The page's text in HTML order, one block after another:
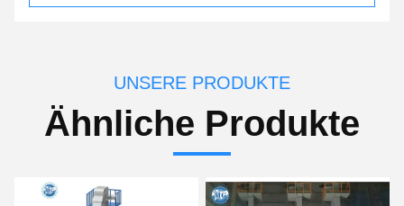
UNSERE PRODUKTE
Ähnliche Produkte